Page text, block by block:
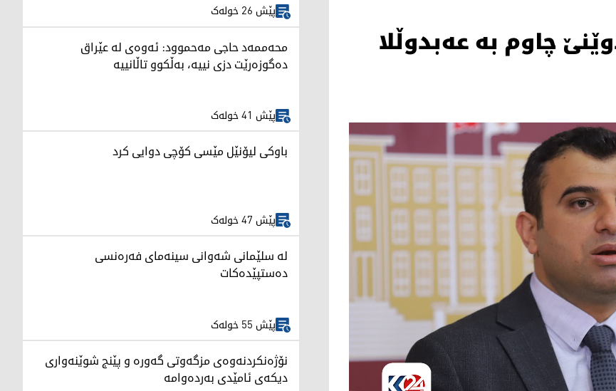
چاوم بە عەبدوڵلا
پێش 26 خولەک
محەممەد حاجی مەحموود: ئەوەی لە عێراق
دەگوزەرێت دزی نییە، بەڵکوو تاڵانییە
پێش 41 خولەک
باوکی لیۆنێل مێسی کۆچی دوایی کرد
پێش 47 خولەک
لە سلێمانی شەوانی سینەمای فەرەنسی
دەستپێدەکات
پێش 55 خولەک
نۆژەنکردنەوەی مزگەوتی گەورە و پێنج شوێنەواری
دیکەی ئامێدی بەردەوامە